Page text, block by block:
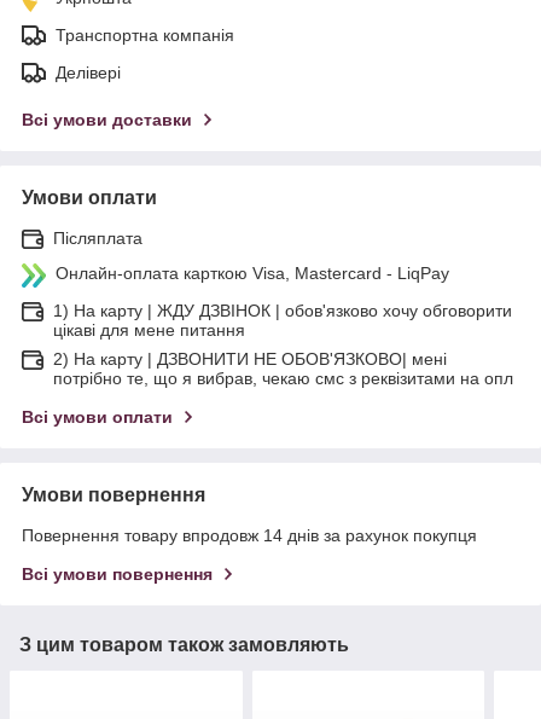
Транспортна компанія
Делівері
Всі умови доставки
Умови оплати
Післяплата
Онлайн-оплата карткою Visa, Mastercard - LiqPay
1) На карту | ЖДУ ДЗВІНОК | обов'язково хочу обговорити
цікаві для мене питання
2) На карту | ДЗВОНИТИ НЕ ОБОВ'ЯЗКОВО| мені
потрібно те, що я вибрав, чекаю смс з реквізитами на опл
Всі умови оплати
Умови повернення
Повернення товару впродовж 14 днів за рахунок покупця
Всі умови повернення
З цим товаром також замовляють